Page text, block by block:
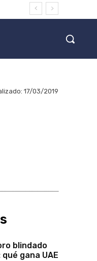
17/03/2019
blindado
gana UAE